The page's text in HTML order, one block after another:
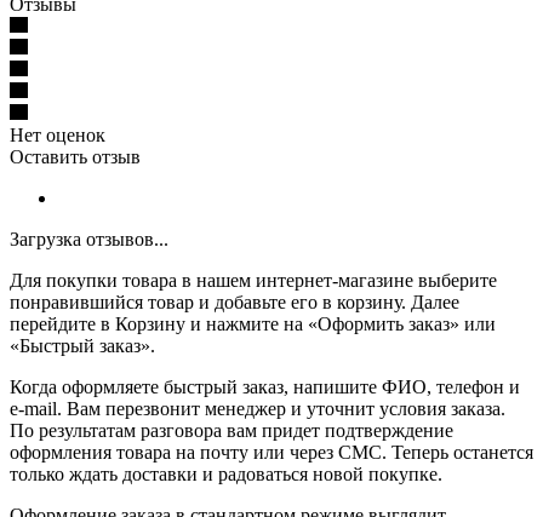
Отзывы
Нет оценок
Оставить отзыв
Загрузка отзывов...
Для покупки товара в нашем интернет-магазине выберите
понравившийся товар и добавьте его в корзину. Далее
перейдите в Корзину и нажмите на «Оформить заказ» или
«Быстрый заказ».
Когда оформляете быстрый заказ, напишите ФИО, телефон и
e-mail. Вам перезвонит менеджер и уточнит условия заказа.
По результатам разговора вам придет подтверждение
оформления товара на почту или через СМС. Теперь останется
только ждать доставки и радоваться новой покупке.